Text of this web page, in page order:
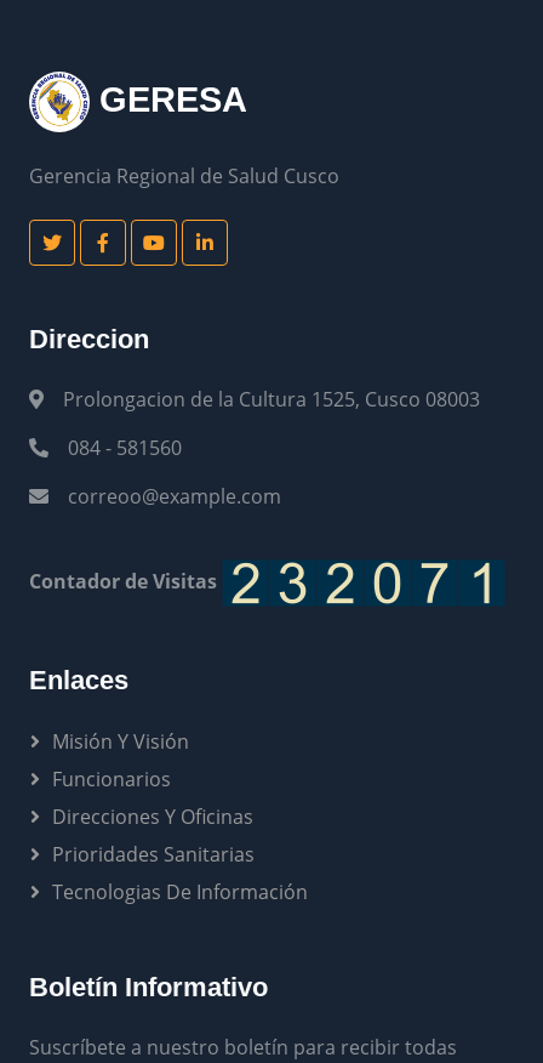
GERESA
Gerencia Regional de Salud Cusco
Direccion
Prolongacion de la Cultura 1525, Cusco 08003
084 - 581560
correoo@example.com
Contador de Visitas
Enlaces
Misión Y Visión
Funcionarios
Direcciones Y Oficinas
Prioridades Sanitarias
Tecnologias De Información
Boletín Informativo
Suscríbete a nuestro boletín para recibir todas